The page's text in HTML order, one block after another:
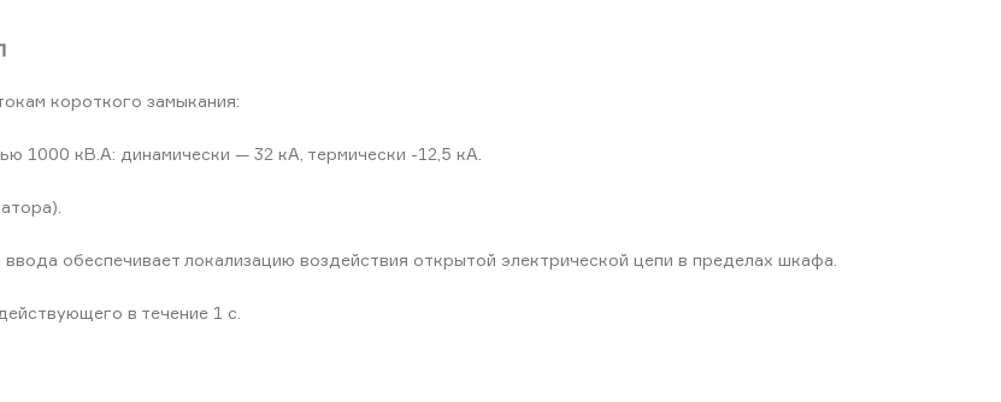
короткого замыкания:
1000 кВ.А: динамически — 32 кА, термически -12,5 кА.
обеспечивает локализацию воздействия открытой электрической цепи в пределах шкафа.
в течение 1 с.